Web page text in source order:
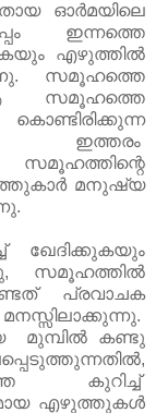
ഓര്‍മയിലെ
ഇന്നത്തെ
എഴുത്തില്‍
സമൂഹത്തെ
സമൂഹത്തെ
ഇത്തരം
മനുഷ്യ
ഖേദിക്കുകയും
സമൂഹത്തില്‍
പ്രവാചക
മുമ്പില്‍ കണ്ടു
കുറിച്ച്
എഴുത്തുകള്‍